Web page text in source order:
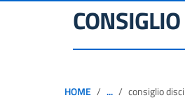
HOME ... consiglio